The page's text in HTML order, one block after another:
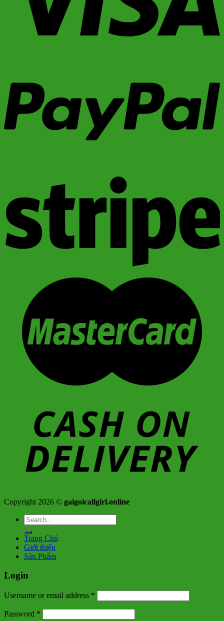
Copyright 2026 © gaigoicallgirl.online
Search
for:
Trang Chủ
Giới thiệu
Sản Phẩm
Login
Username or email address *
Password *